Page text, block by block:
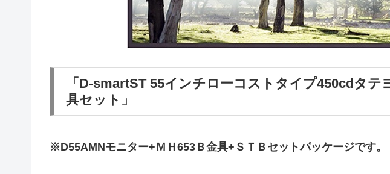
「D-smartST 55インチローコストタイプ450cdタテ
具セット」
※D55AMNモニター+ＭＨ653Ｂ金具+ＳＴＢセットパッケージです。